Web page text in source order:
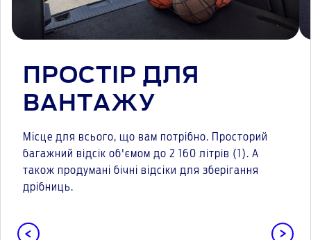
ПРОСТІР ДЛЯ
ВАНТАЖУ
Місце для всього, що вам потрібно. Просторий
багажний відсік об'ємом до 2 160 літрів (1). А
також продумані бічні відсіки для зберігання
дрібниць.